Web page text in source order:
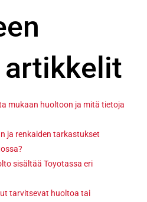
artikkelit
mukaan huoltoon ja mitä tietoja
ja renkaiden tarkastukset
sisältää Toyotassa eri
tarvitsevat huoltoa tai